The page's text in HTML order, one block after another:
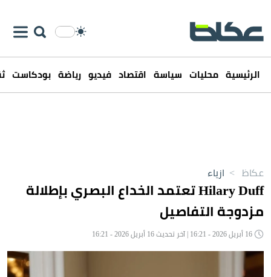
الرئيسية محليات سياسة اقتصاد فيديو رياضة بودكاست
عكاظ > ازياء
Hilary Duff تعتمد الخداع البصري بإطلالة
مزدوجة التفاصيل